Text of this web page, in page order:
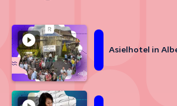
Asielhotel in